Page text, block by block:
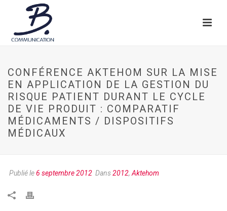
CONFÉRENCE AKTEHOM SUR LA MISE
EN APPLICATION DE LA GESTION DU
RISQUE PATIENT DURANT LE CYCLE
DE VIE PRODUIT : COMPARATIF
MÉDICAMENTS / DISPOSITIFS
MÉDICAUX
Publié le6 septembre 2012 Dans2012, Aktehom